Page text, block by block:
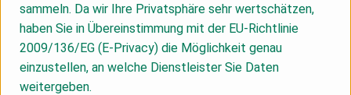
Herkunft
Hersteller: FFS
sammeln. Da wir Ihre Privatsphäre sehr wertschätzen,
haben Sie in Übereinstimmung mit der EU-Richtlinie
2009/136/EG (E-Privacy) die Möglichkeit genau
einzustellen, an welche Dienstleister Sie Daten
weitergeben.